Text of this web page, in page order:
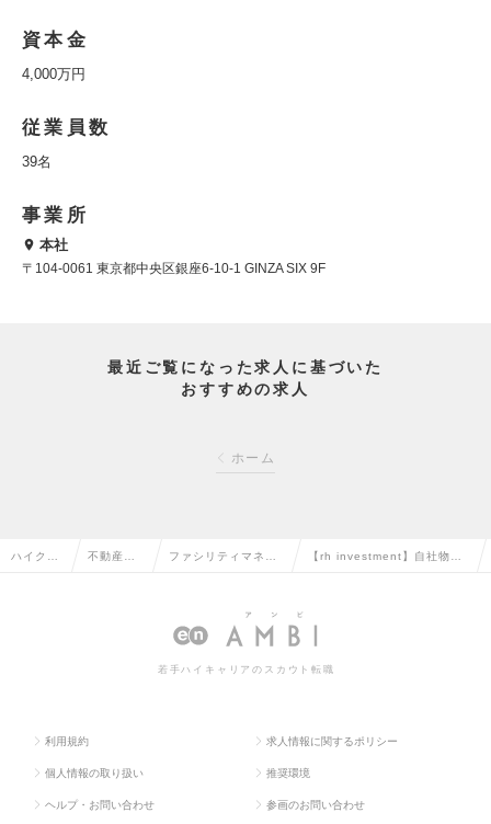
資本金
4,000万円
従業員数
39名
事業所
本社
〒104-0061 東京都中央区銀座6-10-1 GINZA SIX 9F
最近ご覧になった求人に基づいた
おすすめの求人
ホーム
ハイクラ 不動産系 ファシリティマネジ
転職
【rh investment】自社物件
情報
若手ハイキャリアのスカウト転職
利用規約 求人情報に関するポリシー
個人情報の取り扱い 推奨環境
ヘルプ・お問い合わせ 参画のお問い合わせ